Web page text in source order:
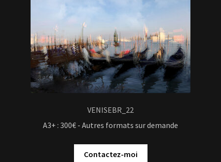
VENISEBR_22
A3+ : 300€ - Autres formats sur demande
Contactez-moi